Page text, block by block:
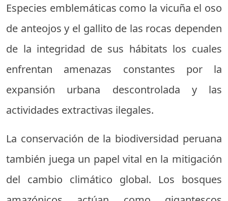
Especies emblemáticas como la vicuña el oso
de anteojos y el gallito de las rocas dependen
de la integridad de sus hábitats los cuales
enfrentan amenazas constantes por la
expansión urbana descontrolada y las
actividades extractivas ilegales.
La conservación de la biodiversidad peruana
también juega un papel vital en la mitigación
del cambio climático global. Los bosques